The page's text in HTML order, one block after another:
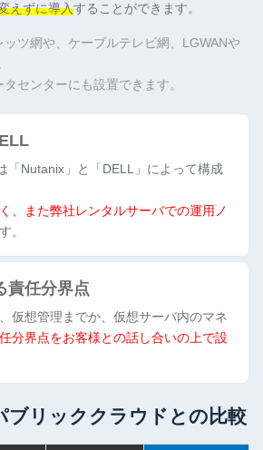
えずに導入することができます。
ツ網や、ケーブルテレビ網、LGWANや
センターにも設置できます。
「Nutanix」と「DELL」によって構成
、また弊社レンタルサーバでの運用ノ
。
責任分界点
仮想管理までか、仮想サーバ内のマネ
分界点をお客様との話し合いの上で設
ブリッククラウドとの比較